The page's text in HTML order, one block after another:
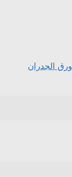
الجدران